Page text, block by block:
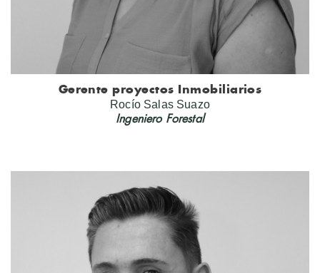
Gerente proyectos Inmobiliarios
Rocío Salas Suazo
Ingeniero Forestal